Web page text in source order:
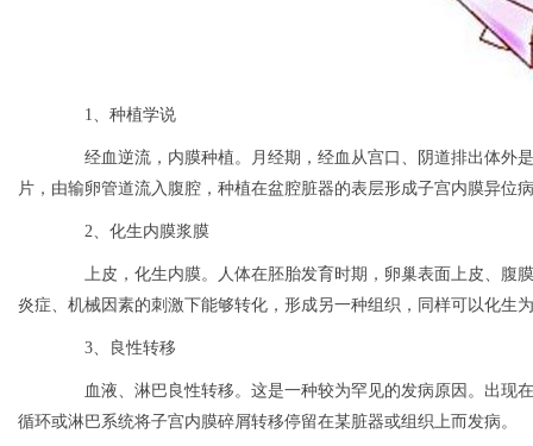
1、种植学说
经血逆流，内膜种植。月经期，经血从宫口、阴道排出体外
片，由输卵管道流入腹腔，种植在盆腔脏器的表层形成子宫内膜异位
2、化生内膜浆膜
上皮，化生内膜。人体在胚胎发育时期，卵巢表面上皮、腹
炎症、机械因素的刺激下能够转化，形成另一种组织，同样可以化生
3、良性转移
血液、淋巴良性转移。这是一种较为罕见的发病原因。出现
循环或淋巴系统将子宫内膜碎屑转移停留在某脏器或组织上而发病。